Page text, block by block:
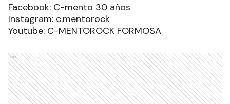
Facebook: C-mento 30 años
Instagram: c.mentorock
Youtube: C-MENTOROCK FORMOSA
Ads